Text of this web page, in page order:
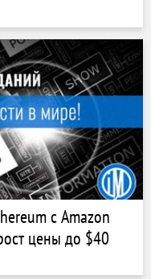
с Amazon
цены до $40